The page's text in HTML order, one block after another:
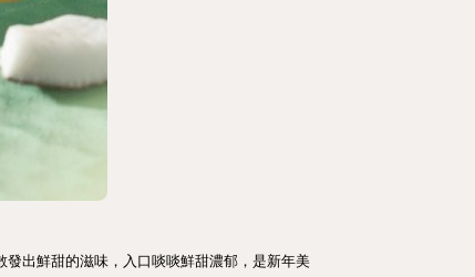
出鮮甜的滋味，入口啖啖鮮甜濃郁，是新年美